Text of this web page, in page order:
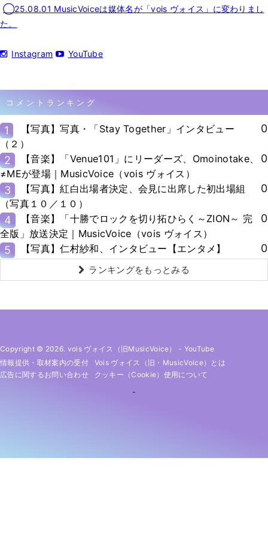
◯25.08.01 MusicVoiceは媒体名が「vois ヴォイス」に変わりまし
た。
Instagram YouTube
コメントランキング
1
【写真】写真・「Stay Together」インタビュー
（２）
0
2
【音楽】「Venue101」にリーダーズ、Omoinotake、
≠MEが登場｜MusicVoice（vois ヴォイス）
0
3
【写真】紅白出場者決定、会見に出席した初出場組
（写真１０／１０）
0
4
【音楽】「十勝でロックを切り拓ひらく～ZION～ 完
全版」放送決定｜MusicVoice（vois ヴォイス）
0
5 【写真】仁村紗和、インタビュー【エンタメ】 0
ランキングをもっとみる
Copyright © 2026. vois ヴォイス（旧MusicVoice） - YouTube
情報提供・取材案内の受付
Vois ヴォイス（旧・MusicVoice）とは
広告に関するお問い合わせ
クッキー（cookie）使用について
-